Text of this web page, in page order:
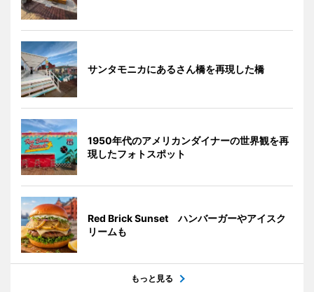
サンタモニカにあるさん橋を再現した橋
1950年代のアメリカンダイナーの世界観を再
現したフォトスポット
Red Brick Sunset ハンバーガーやアイスク
リームも
もっと見る